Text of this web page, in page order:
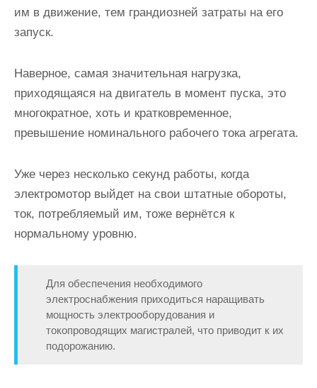
им в движение, тем грандиозней затраты на его
запуск.
Наверное, самая значительная нагрузка,
приходящаяся на двигатель в момент пуска, это
многократное, хоть и кратковременное,
превышение номинального рабочего тока агрегата.
Уже через несколько секунд работы, когда
электромотор выйдет на свои штатные обороты,
ток, потребляемый им, тоже вернётся к
нормальному уровню.
Для обеспечения необходимого
электроснабжения приходиться наращивать
мощность электрооборудования и
токопроводящих магистралей, что приводит к их
подорожанию.